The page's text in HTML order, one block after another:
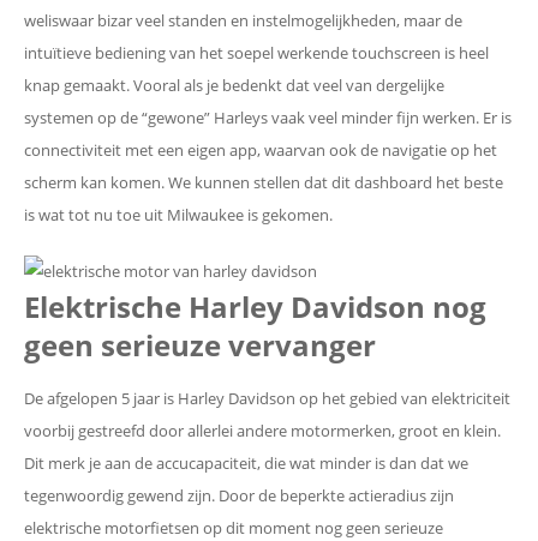
weliswaar bizar veel standen en instelmogelijkheden, maar de
intuïtieve bediening van het soepel werkende touchscreen is heel
knap gemaakt. Vooral als je bedenkt dat veel van dergelijke
systemen op de “gewone” Harleys vaak veel minder fijn werken. Er is
connectiviteit met een eigen app, waarvan ook de navigatie op het
scherm kan komen. We kunnen stellen dat dit dashboard het beste
is wat tot nu toe uit Milwaukee is gekomen.
Elektrische Harley Davidson nog
geen serieuze vervanger
De afgelopen 5 jaar is Harley Davidson op het gebied van elektriciteit
voorbij gestreefd door allerlei andere motormerken, groot en klein.
Dit merk je aan de accucapaciteit, die wat minder is dan dat we
tegenwoordig gewend zijn. Door de beperkte actieradius zijn
elektrische motorfietsen op dit moment nog geen serieuze